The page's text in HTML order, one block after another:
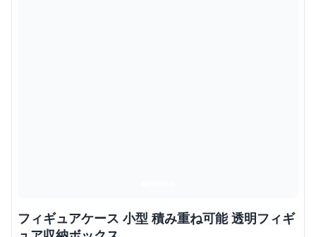
フィギュアケース 小型 積み重ね可能 透明フィギ